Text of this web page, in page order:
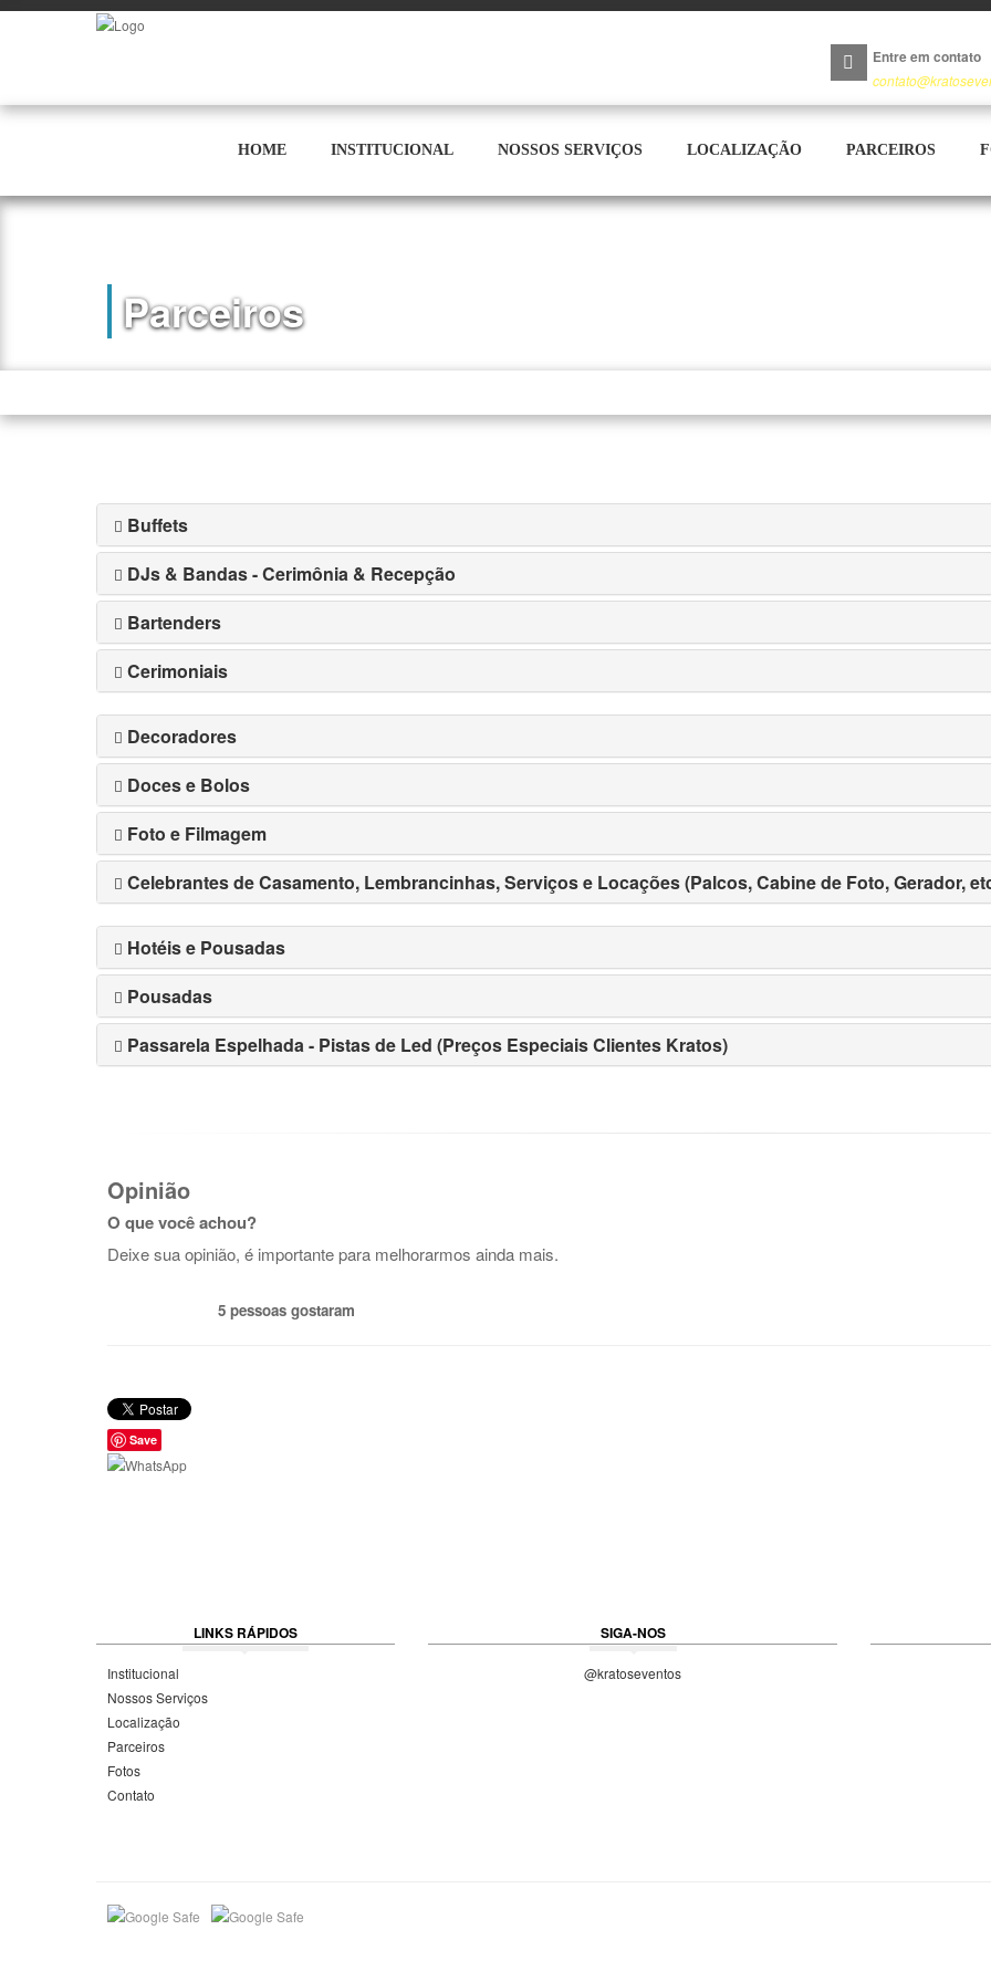
Entre em contato
HOME INSTITUCIONAL NOSSOS SERVIÇOS LOCALIZAÇÃO PARCEIROS
Parceiros
Buffets
DJs & Bandas - Cerimônia & Recepção
Bartenders
Cerimoniais
Decoradores
Doces e Bolos
Foto e Filmagem
Celebrantes de Casamento, Lembrancinhas, Serviços e Locações (Palcos, Cabine de Foto, Gerador,
Hotéis e Pousadas
Pousadas
Passarela Espelhada - Pistas de Led (Preços Especiais Clientes Kratos)
Opinião
O que você achou?
Deixe sua opinião, é importante para melhorarmos ainda mais.
5 pessoas gostaram
Save
LINKS RÁPIDOS
Institucional
Nossos Serviços
Localização
Parceiros
Fotos
Contato
SIGA-NOS
@kratoseventos